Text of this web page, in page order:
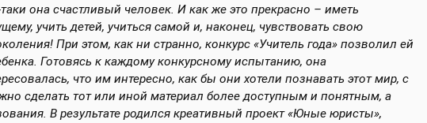
она счастливый человек. И как же это прекрасно – иметь
учить детей, учиться самой и, наконец, чувствовать свою
При этом, как ни странно, конкурс «Учитель года» позволил ей
Готовясь к каждому конкурсному испытанию, она
что им интересно, как бы они хотели познавать этот мир, с
сделать тот или иной материал более доступным и понятным, а
В результате родился креативный проект «Юные юристы»,